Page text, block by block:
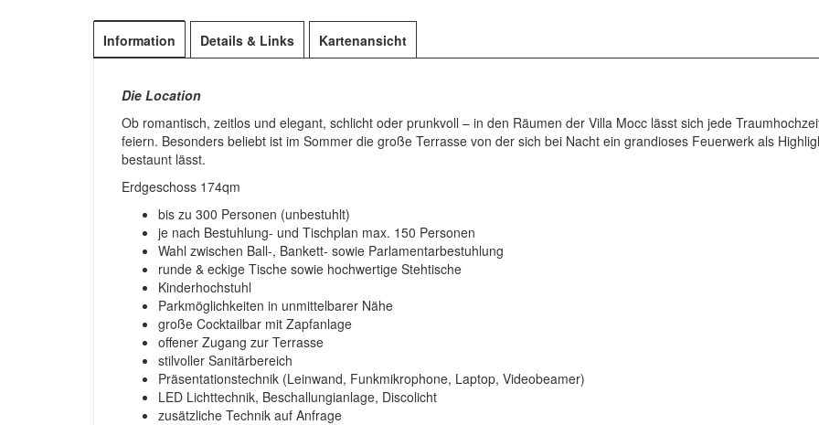
Information Details & Links Kartenansicht
Die Location
Ob romantisch, zeitlos und elegant, schlicht oder prunkvoll – in den Räumen der Villa Mocc lässt sich jede
feiern. Besonders beliebt ist im Sommer die große Terrasse von der sich bei Nacht ein grandioses Feuerwerk als
bestaunt lässt.
Erdgeschoss 174qm
bis zu 300 Personen (unbestuhlt)
je nach Bestuhlung- und Tischplan max. 150 Personen
Wahl zwischen Ball-, Bankett- sowie Parlamentarbestuhlung
runde & eckige Tische sowie hochwertige Stehtische
Kinderhochstuhl
Parkmöglichkeiten in unmittelbarer Nähe
große Cocktailbar mit Zapfanlage
offener Zugang zur Terrasse
stilvoller Sanitärbereich
Präsentationstechnik (Leinwand, Funkmikrophone, Laptop, Videobeamer)
LED Lichttechnik, Beschallungianlage, Discolicht
zusätzliche Technik auf Anfrage